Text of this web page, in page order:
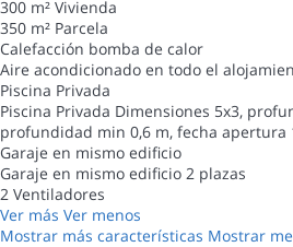
300 m² Vivienda
350 m² Parcela
Calefacción bomba de calor
Aire acondicionado en todo el
Piscina Privada
Piscina Privada Dimensiones 5x3,
profundidad min 0,6 m, fecha apertura
Garaje en mismo edificio
Garaje en mismo edificio 2 plazas
2 Ventiladores
Ver más Ver menos
Mostrar más características Mostrar